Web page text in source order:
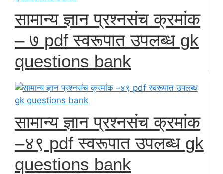
सामान्य ज्ञान प्रश्नसंच क्रमांक
– ७ pdf स्वरूपात उपलब्ध gk
questions bank
सामान्य ज्ञान प्रश्नसंच क्रमांक
–४९ pdf स्वरूपात उपलब्ध gk
questions bank